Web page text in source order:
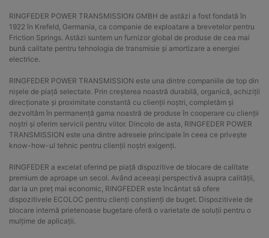
RINGFEDER POWER TRANSMISSION GMBH de astăzi a fost fondată în
1922 în Krefeld, Germania, ca companie de exploatare a brevetelor pentru
Friction Springs. Astăzi suntem un furnizor global de produse de cea mai
bună calitate pentru tehnologia de transmisie și amortizare a energiei
electrice.
RINGFEDER POWER TRANSMISSION este una dintre companiile de top din
nișele de piață selectate. Prin creșterea noastră durabilă, organică, achiziții
direcționate și proximitate constantă cu clienții noștri, completăm și
dezvoltăm în permanență gama noastră de produse în cooperare cu clienții
noștri și oferim servicii pentru viitor. Dincolo de asta, RINGFEDER POWER
TRANSMISSION este una dintre adresele principale în ceea ce privește
know-how-ul tehnic pentru clienții noștri exigenți.
RINGFEDER a excelat oferind pe piață dispozitive de blocare de calitate
premium de aproape un secol. Având aceeași perspectivă asupra calității,
dar la un preț mai economic, RINGFEDER este încântat să ofere
dispozitivele ECOLOC pentru clienți conștienți de buget. Dispozitivele de
blocare internă prietenoase bugetare oferă o varietate de soluții pentru o
mulțime de aplicații.